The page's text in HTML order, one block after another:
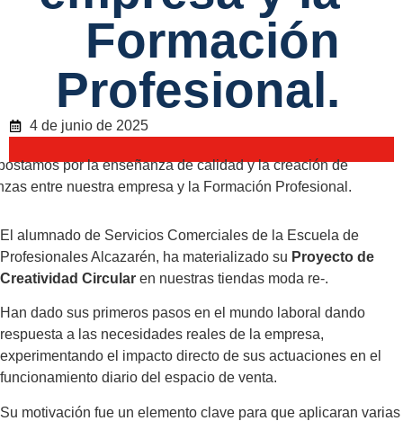
Formación
Profesional.
4 de junio de 2025
El alumnado de Servicios Comerciales de la Escuela de
Profesionales Alcazarén, ha materializado su Proyecto de
Creatividad Circular en nuestras tiendas moda re-.
Han dado sus primeros pasos en el mundo laboral dando
respuesta a las necesidades reales de la empresa,
experimentando el impacto directo de sus actuaciones en el
funcionamiento diario del espacio de venta.
Su motivación fue un elemento clave para que aplicaran varias